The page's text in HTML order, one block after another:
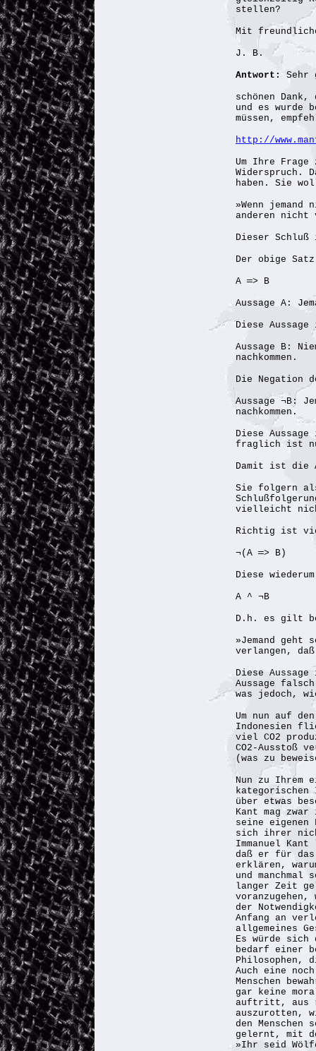
stellen?
Mit
J. B.
Antwort: Sehr
schönen
und es wurde
müssen,
http://
Um Ihre
Widerspruch.
haben. Sie
»Wenn
anderen nicht
Dieser
Der obige
A ═> B
Aussage A:
Diese
Aussage B:
nachkommen.
Die Negation
Aussage ¬B:
nachkommen.
Diese
fraglich ist
Damit ist die
Sie folgern
vielleicht
Richtig ist
¬(A ═> B)
Diese
A ^ ¬B
D.h. es gilt
»Jemand
verlangen,
Diese
Aussage
was jedoch,
Um nun auf
Indonesien
viel CO2
CO2-Ausstoß
(was zu
Nun zu Ihrem
kategorischen
über etwas
Kant mag
seine
sich ihrer
Immanuel
daß er für das
erklären,
und
langer Zeit
der
Anfang an
allgemeines
Es würde sich
bedarf einer
Philosophen,
Auch eine
Menschen
gar keine
auftritt, aus
auszurotten,
den
gelernt, mit
»Ihr seid